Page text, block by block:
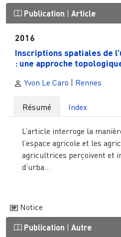
Publication Article
2016
Inscriptions spatiales de
: une approche
Yvon Le Caro Rennes
Résumé Index
L’article interroge la
l’espace agricole et les
agricultrices perçoivent et
d’urba...
Notice
Publication Autre